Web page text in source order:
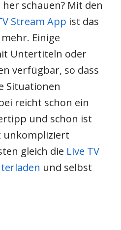
schauen? Mit den
Stream App ist das
Einige
Untertiteln oder
verfügbar, so dass
Situationen
reicht schon ein
und schon ist
unkompliziert
gleich die Live TV
und selbst